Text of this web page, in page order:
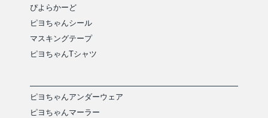
ぴよらかーど
ピヨちゃんシール
マスキングテープ
ピヨちゃんTシャツ
ピヨちゃんアンダーウェア
ピヨちゃんマーラー